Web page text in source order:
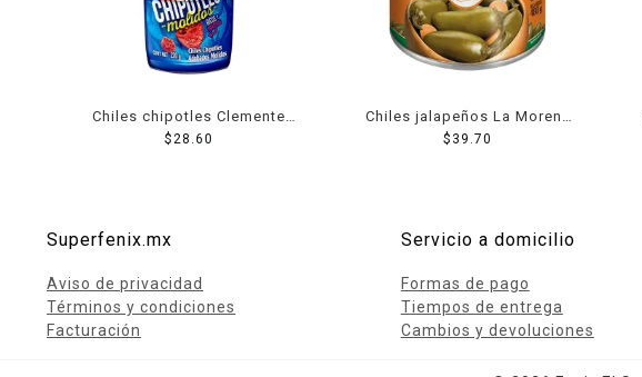
Chiles chipotles Clemente
Jacques adobados molidos
$ 28.60
Chiles jalapeños La Morena
en escabeche 800 g
$ 39.70
Superfenix.mx
Aviso de privacidad
Términos y condiciones
Facturación
Servicio a domicilio
Formas de pago
Tiempos de entrega
Cambios y devoluciones